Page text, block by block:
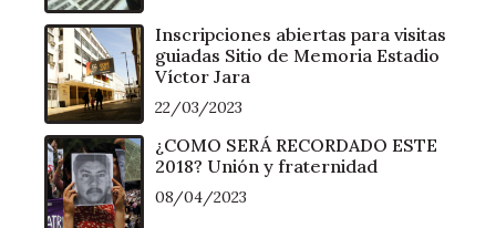
Inscripciones abiertas para visitas
guiadas Sitio de Memoria Estadio
Víctor Jara
22/03/2023
¿COMO SERÁ RECORDADO ESTE
2018? Unión y fraternidad
08/04/2023